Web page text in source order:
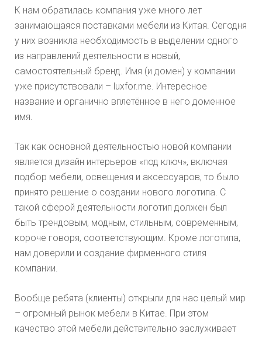
К нам обратилась компания уже много лет
занимающаяся поставками мебели из Китая. Сегодня
у них возникла необходимость в выделении одного
из направлений деятельности в новый,
самостоятельный бренд. Имя (и домен) у компании
уже присутствовали – luxfor.me. Интересное
название и органично вплетённое в него доменное
имя.
Так как основной деятельностью новой компании
является дизайн интерьеров «под ключ», включая
подбор мебели, освещения и аксессуаров, то было
принято решение о создании нового логотипа. С
такой сферой деятельности логотип должен был
быть трендовым, модным, стильным, современным,
короче говоря, соответствующим. Кроме логотипа,
нам доверили и создание фирменного стиля
компании.
Вообще ребята (клиенты) открыли для нас целый мир
– огромный рынок мебели в Китае. При этом
качество этой мебели действительно заслуживает